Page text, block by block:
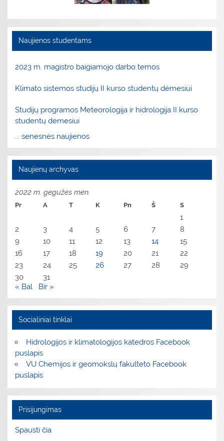
Naujienos studentams
2023 m. magistro baigiamojo darbo temos
Klimato sistemos studijų II kurso studentų dėmesiui
Studijų programos Meteorologija ir hidrologija II kurso
studentų dėmesiui
... senesnės naujienos
Naujienų archyvas
2022 m. gegužės mėn.
Pr A T K Pn Š S
1
2
3 4 5 6 7
8
9
10 11 12 13 14
15
16
17 18 19 20 21
22
23
24 25 26 27 28
29
30
31
« Bal
Bir »
Socialiniai tinklai
Hidrologijos ir klimatologijos katedros Facebook
puslapis
VU Chemijos ir geomokslų fakulteto Facebook
puslapis
Prisijungimas
Spausti čia